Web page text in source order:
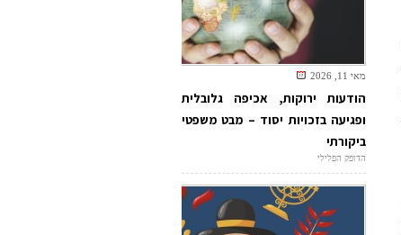
מאי 11, 2026
הודעות ירוקות, אכיפה גלובלית
ופגיעה בזכויות יסוד – מבט משפטי
ביקורתי
הדופק הפלילי